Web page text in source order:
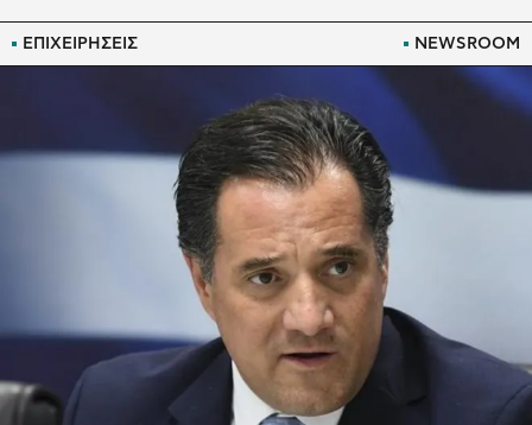
ΕΠΙΧΕΙΡΗΣΕΙΣ NEWSROOM